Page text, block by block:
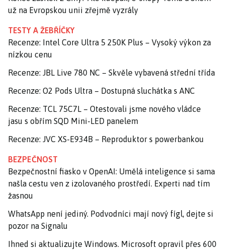
už na Evropskou unii zřejmě vyzrály
TESTY A ŽEBŘÍČKY
Recenze: Intel Core Ultra 5 250K Plus – Vysoký výkon za
nízkou cenu
Recenze: JBL Live 780 NC – Skvěle vybavená střední třída
Recenze: O2 Pods Ultra – Dostupná sluchátka s ANC
Recenze: TCL 75C7L – Otestovali jsme nového vládce
jasu s obřím SQD Mini-LED panelem
Recenze: JVC XS-E934B – Reproduktor s powerbankou
BEZPEČNOST
Bezpečnostní fiasko v OpenAI: Umělá inteligence si sama
našla cestu ven z izolovaného prostředí. Experti nad tím
žasnou
WhatsApp není jediný. Podvodníci mají nový fígl, dejte si
pozor na Signalu
Ihned si aktualizujte Windows. Microsoft opravil přes 600